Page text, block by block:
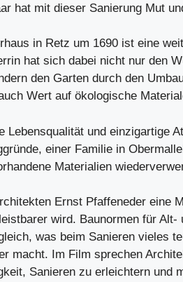
hat mit dieser Sanierung Mut
in Retz um 1690 ist eine
hat sich dabei nicht nur den
den Garten durch den
Wert auf ökologische
Lebensqualität und einzigartige
einer Familie in
Materialien
Ernst Pfaffeneder eine
wird. Baunormen für Alt-
was beim Sanieren vieles
macht. Im Film sprechen
Sanieren zu erleichtern und